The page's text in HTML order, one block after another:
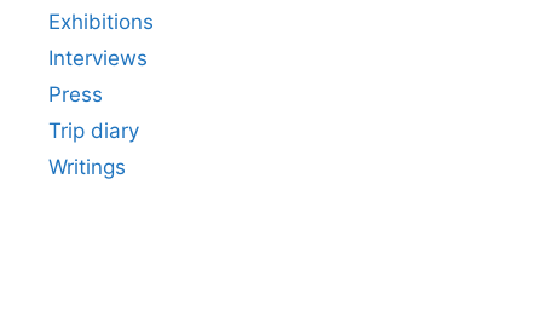
Exhibitions
Interviews
Press
Trip diary
Writings